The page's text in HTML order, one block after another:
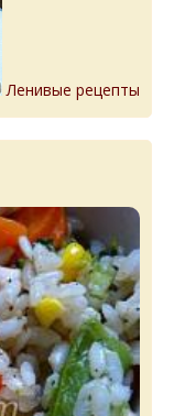
Ленивые рецепты